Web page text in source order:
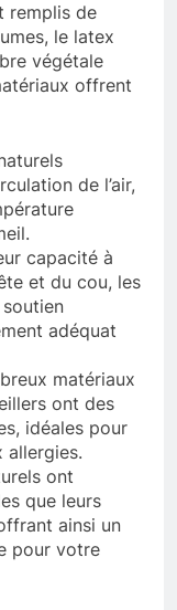
remplis de
le latex
végétale
offrent
de l’air,
capacité à
et du cou, les
adéquat
matériaux
ont des
idéales pour
allergies.
ont
que leurs
ainsi un
pour votre